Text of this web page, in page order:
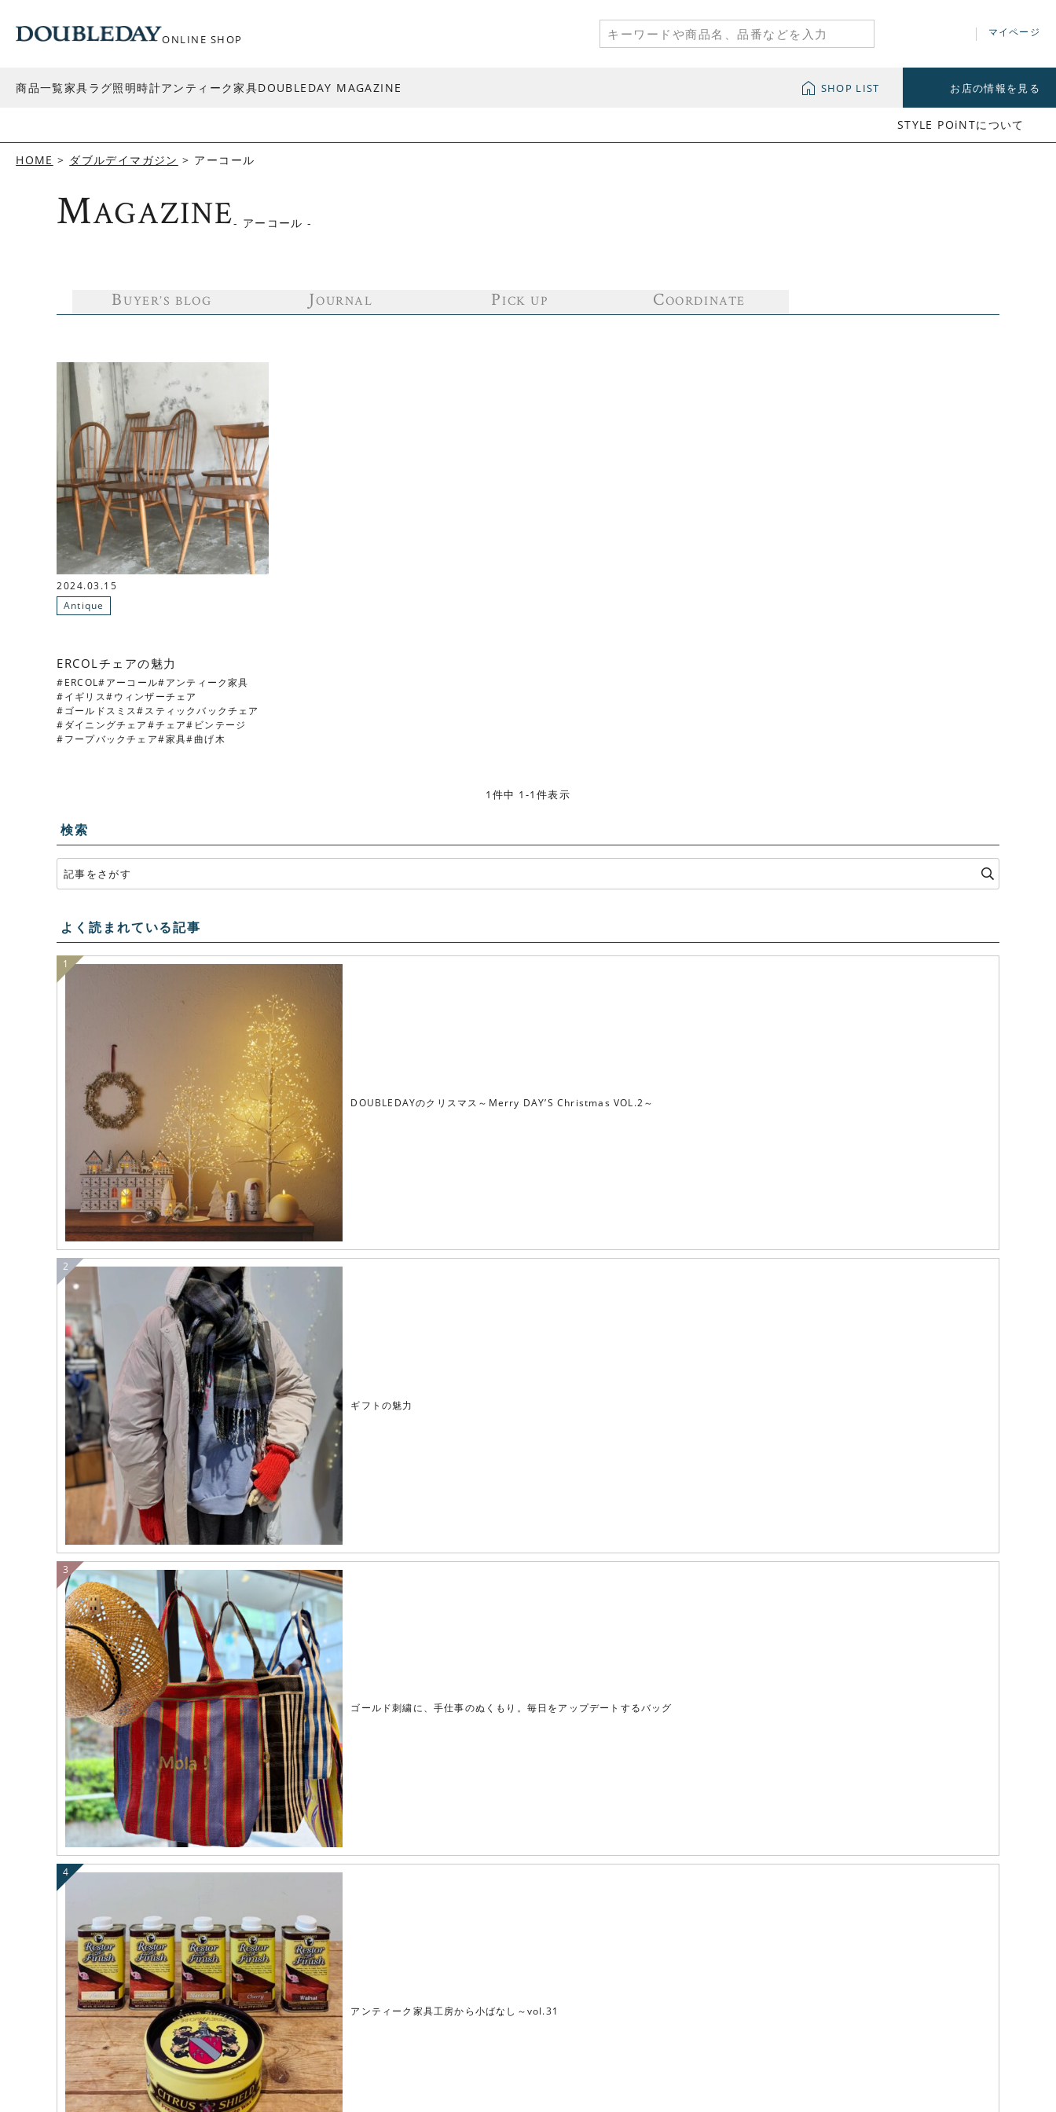
ONLINE SHOP
マイページ
商品一覧家具ラグ照明時計アンティーク家具DOUBLEDAY MAGAZINE SHOP LIST お店の情報を見る
STYLE POiNTについて
HOME ダブルデイマガジン アーコール
MAGAZINE- アーコール -
BUYER’S BLOG JOURNAL PICK UP COORDINATE
2024.03.15
Antique
ERCOLチェアの魅力
ERCOL アーコール
アンティーク家具
イギリス
ウィンザーチェア
ゴールドスミス
スティックバックチェア
ダイニングチェア
チェア
ビンテージ
フープバックチェア
家具 曲げ木
1件中 1-1件表示
検索
よく読まれている記事
DOUBLEDAYのクリスマス～Merry DAY’S Christmas VOL.2～
ギフトの魅力
ゴールド刺繍に、手仕事のぬくもり。毎日をアップデートするバッグ
アンティーク家具工房から小ばなし～vol.31